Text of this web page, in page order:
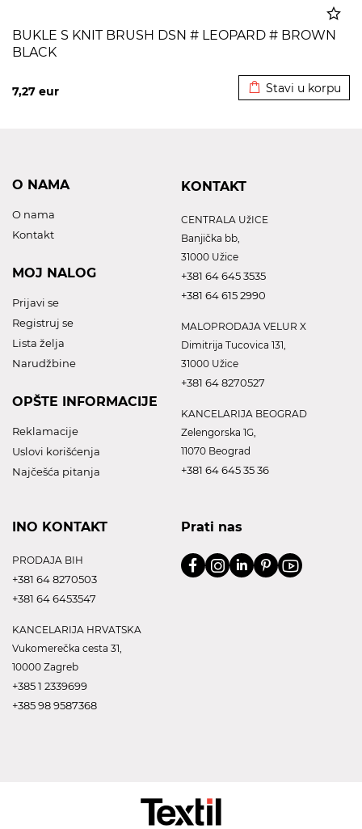
BUKLE S KNIT BRUSH DSN # LEOPARD # BROWN
BLACK
7,27 eur Stavi u korpu
O NAMA
O nama
Kontakt
MOJ NALOG
Prijavi se
Registruj se
Lista želja
Narudžbine
OPŠTE INFORMACIJE
Reklamacije
Uslovi korišćenja
Najčešća pitanja
KONTAKT
CENTRALA UžICE
Banjička bb,
31000 Užice
+381 64 645 3535
+381 64 615 2990
MALOPRODAJA VELUR X
Dimitrija Tucovica 131,
31000 Užice
+381 64 8270527
KANCELARIJA BEOGRAD
Zelengorska 1G,
11070 Beograd
+381 64 645 35 36
INO KONTAKT
PRODAJA BIH
+381 64 8270503
+381 64 6453547
KANCELARIJA HRVATSKA
Vukomerečka cesta 31,
10000 Zagreb
+385 1 2339699
+385 98 9587368
Prati nas